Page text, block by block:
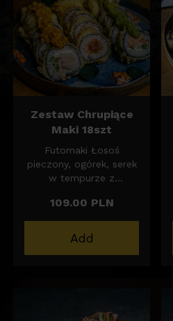
Zestaw Chrupiące
Maki 18szt
Futomaki Łosoś
pieczony, ogórek, serek
w tempurze z
Futoamaki tatar z
łososia, doprawiony
sosem sojowym i
mango 6szt
109.00 PLN
Add